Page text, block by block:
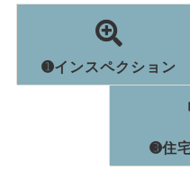
➊インスペクション
➌住